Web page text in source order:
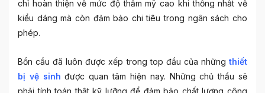
chỉ hoàn thiện về mức độ thẩm mỹ cao khi thống nhất về
kiểu dáng mà còn đảm bảo chi tiêu trong ngân sách cho
phép.
Bồn cầu đã luôn được xếp trong top đầu của những thiết
bị vệ sinh được quan tâm hiện nay. Những chủ thầu sẽ
phải tính toán thật kỹ lưỡng để đảm bảo chất lượng công